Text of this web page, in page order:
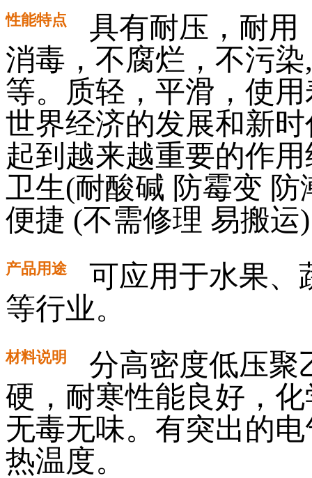
性能特点
具有耐压，耐用
消毒，不腐烂，不污
等。质轻，平滑，使
世界经济的发展和新
起到越来越重要的作
卫生(耐酸碱 防霉变
便捷 (不需修理 易搬运
产品用途
可应用于水果、
等行业。
材料说明
分高密度低压聚
硬，耐寒性能良好，
无毒无味。有突出的
热温度。